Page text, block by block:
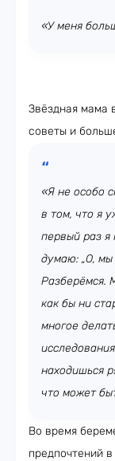
«У меня
Звёздная мама
советы и
«Я не особо
в том, что я
первый раз я
думаю: „О, мы
Разберёмся.
как бы ни
многое
находишься
что может
Во время
предпочтений